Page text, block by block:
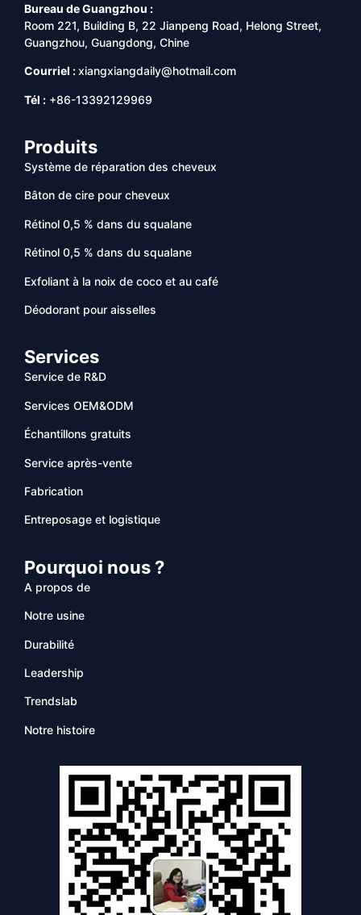
Bureau de Guangzhou :
Room 221, Building B, 22 Jianpeng Road, Helong Street,
Guangzhou, Guangdong, Chine
Courriel :xiangxiangdaily@hotmail.com
Tél : +86-13392129969
Produits
Système de réparation des cheveux
Bâton de cire pour cheveux
Rétinol 0,5 % dans du squalane
Rétinol 0,5 % dans du squalane
Exfoliant à la noix de coco et au café
Déodorant pour aisselles
Services
Service de R&D
Services OEM&ODM
Échantillons gratuits
Service après-vente
Fabrication
Entreposage et logistique
Pourquoi nous ?
A propos de
Notre usine
Durabilité
Leadership
Trendslab
Notre histoire